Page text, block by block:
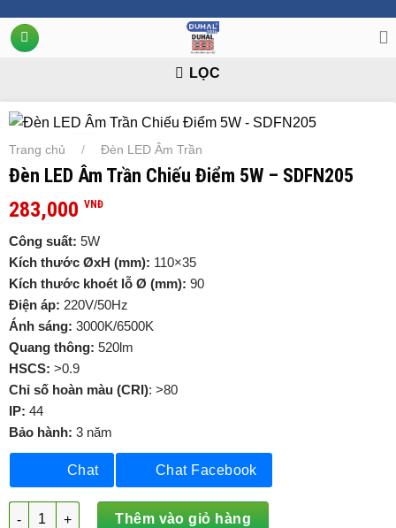
đến
nội
LỌC
Trang chủ / Đèn LED Âm Trần
Đèn LED Âm Trần Chiếu Điểm 5W – SDFN205
283,000 VNĐ
Công suất: 5W
Kích thước ØxH (mm): 110×35
Kích thước khoét lỗ Ø (mm): 90
Điện áp: 220V/50Hz
Ánh sáng: 3000K/6500K
Quang thông: 520lm
HSCS: >0.9
Chỉ số hoàn màu (CRI): >80
IP: 44
Bảo hành: 3 năm
Chat Chat Facebook
Đèn LED Âm Trần Chiếu Điểm 5W - SDFN205 số lượng
Thêm vào giỏ hàng